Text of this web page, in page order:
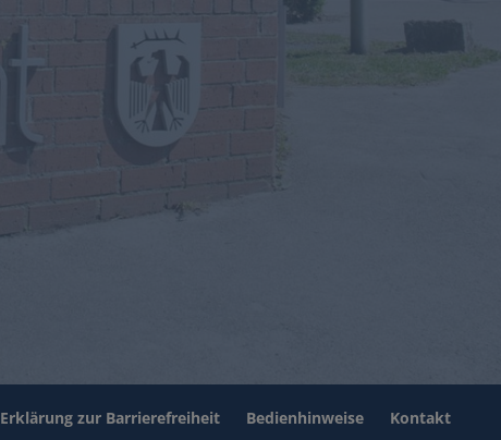
Erklärung zur Barrierefreiheit Bedienhinweise Kontakt